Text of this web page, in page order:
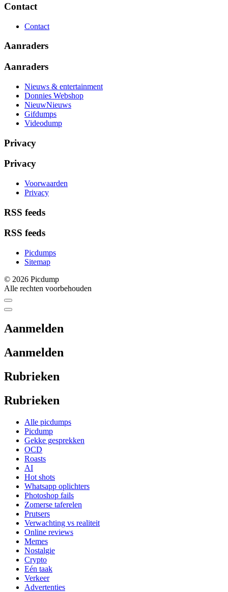
Contact
Contact
Aanraders
Aanraders
Nieuws & entertainment
Donnies Webshop
NieuwNieuws
Gifdumps
Videodump
Privacy
Privacy
Voorwaarden
Privacy
RSS feeds
RSS feeds
Picdumps
Sitemap
© 2026 Picdump
Alle rechten voorbehouden
Aanmelden
Aanmelden
Rubrieken
Rubrieken
Alle picdumps
Picdump
Gekke gesprekken
OCD
Roasts
AI
Hot shots
Whatsapp oplichters
Photoshop fails
Zomerse taferelen
Prutsers
Verwachting vs realiteit
Online reviews
Memes
Nostalgie
Crypto
Eén taak
Verkeer
Advertenties